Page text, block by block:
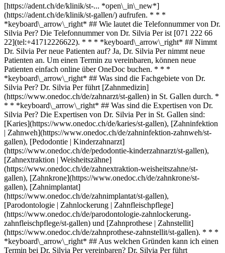
[https://adent.ch/de/klinik/st-... *open\_in\_new*]
(https://adent.ch/de/klinik/st-gallen/) aufrufen. * * *
*keyboard\_arrow\_right* ## Wie lautet die Telefonnummer von Dr.
Silvia Per? Die Telefonnummer von Dr. Silvia Per ist [071 222 66
22](tel:+41712226622). * * * *keyboard\_arrow\_right* ## Nimmt
Dr. Silvia Per neue Patienten auf? Ja, Dr. Silvia Per nimmt neue
Patienten an. Um einen Termin zu vereinbaren, können neue
Patienten einfach online über OneDoc buchen. * * *
*keyboard\_arrow\_right* ## Was sind die Fachgebiete von Dr.
Silvia Per? Dr. Silvia Per führt [Zahnmedizin]
(https://www.onedoc.ch/de/zahnarzt/st-gallen) in St. Gallen durch. *
* * *keyboard\_arrow\_right* ## Was sind die Expertisen von Dr.
Silvia Per? Die Expertisen von Dr. Silvia Per in St. Gallen sind:
[Karies](https://www.onedoc.ch/de/karies/st-gallen), [Zahninfektion
| Zahnweh](https://www.onedoc.ch/de/zahninfektion-zahnweh/st-
gallen), [Pedodontie | Kinderzahnarzt]
(https://www.onedoc.ch/de/pedodontie-kinderzahnarzt/st-gallen),
[Zahnextraktion | Weisheitszähne]
(https://www.onedoc.ch/de/zahnextraktion-weisheitszahne/st-
gallen), [Zahnkrone](https://www.onedoc.ch/de/zahnkrone/st-
gallen), [Zahnimplantat]
(https://www.onedoc.ch/de/zahnimplantat/st-gallen),
[Parodontologie | Zahnlockerung | Zahnfleischpflege]
(https://www.onedoc.ch/de/parodontologie-zahnlockerung-
zahnfleischpflege/st-gallen) und [Zahnprothese | Zahnstellit]
(https://www.onedoc.ch/de/zahnprothese-zahnstellit/st-gallen). * * *
*keyboard\_arrow\_right* ## Aus welchen Gründen kann ich einen
Termin bei Dr. Silvia Per vereinbaren? Dr. Silvia Per führt